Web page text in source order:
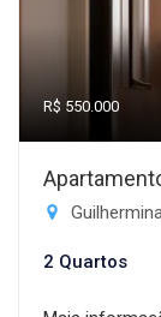
R$ 550.000
2 Quartos